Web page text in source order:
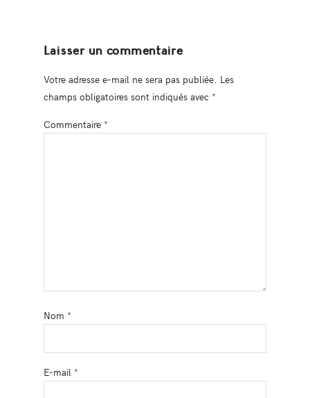
Laisser un commentaire
Votre adresse e-mail ne sera pas publiée. Les
champs obligatoires sont indiqués avec *
Commentaire *
Nom *
E-mail *